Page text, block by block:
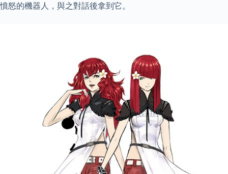
憤怒的機器人，與之對話後拿到它。